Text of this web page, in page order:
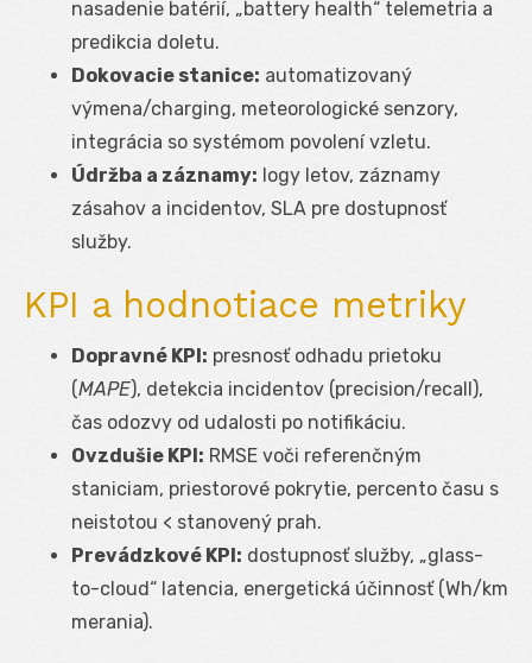
nasadenie batérií, „battery health“ telemetria a
predikcia doletu.
Dokovacie stanice: automatizovaný
výmena/charging, meteorologické senzory,
integrácia so systémom povolení vzletu.
Údržba a záznamy: logy letov, záznamy
zásahov a incidentov, SLA pre dostupnosť
služby.
KPI a hodnotiace metriky
Dopravné KPI: presnosť odhadu prietoku
(MAPE), detekcia incidentov (precision/recall),
čas odozvy od udalosti po notifikáciu.
Ovzdušie KPI: RMSE voči referenčným
staniciam, priestorové pokrytie, percento času s
neistotou < stanovený prah.
Prevádzkové KPI: dostupnosť služby, „glass-
to-cloud“ latencia, energetická účinnosť (Wh/km
merania).